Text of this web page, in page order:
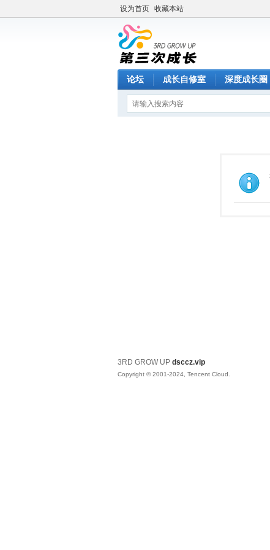
设为首页 收藏本站
论坛 成长自修室 深度成长圈
3RD GROW UP dsccz.vip
Copyright © 2001-2024, Tencent Cloud.